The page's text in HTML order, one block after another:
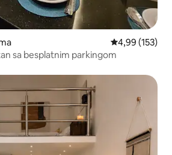
prosječna
4,99 (153)
sa besplatnim parkingom